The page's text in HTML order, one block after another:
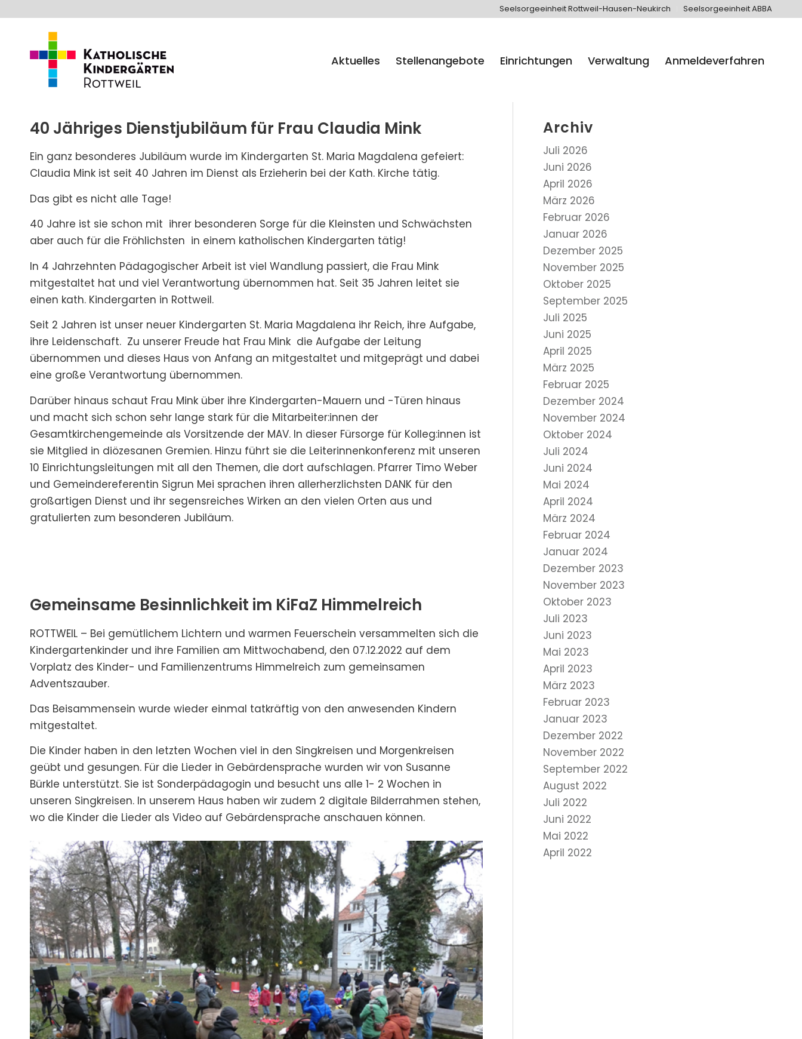
Seelsorgeeinheit Rottweil-Hausen-Neukirch Seelsorgeeinheit ABBA
Aktuelles Stellenangebote Einrichtungen Verwaltung Anmeldeverfahren
40 Jähriges Dienstjubiläum für Frau Claudia Mink
Ein ganz besonderes Jubiläum wurde im Kindergarten St. Maria Magdalena gefeiert:
Claudia Mink ist seit 40 Jahren im Dienst als Erzieherin bei der Kath. Kirche tätig.
Das gibt es nicht alle Tage!
40 Jahre ist sie schon mit ihrer besonderen Sorge für die Kleinsten und Schwächsten
aber auch für die Fröhlichsten in einem katholischen Kindergarten tätig!
In 4 Jahrzehnten Pädagogischer Arbeit ist viel Wandlung passiert, die Frau Mink
mitgestaltet hat und viel Verantwortung übernommen hat. Seit 35 Jahren leitet sie
einen kath. Kindergarten in Rottweil.
Seit 2 Jahren ist unser neuer Kindergarten St. Maria Magdalena ihr Reich, ihre Aufgabe,
ihre Leidenschaft. Zu unserer Freude hat Frau Mink die Aufgabe der Leitung
übernommen und dieses Haus von Anfang an mitgestaltet und mitgeprägt und dabei
eine große Verantwortung übernommen.
Darüber hinaus schaut Frau Mink über ihre Kindergarten-Mauern und -Türen hinaus
und macht sich schon sehr lange stark für die Mitarbeiter:innen der
Gesamtkirchengemeinde als Vorsitzende der MAV. In dieser Fürsorge für Kolleg:innen ist
sie Mitglied in diözesanen Gremien. Hinzu führt sie die Leiterinnenkonferenz mit unseren
10 Einrichtungsleitungen mit all den Themen, die dort aufschlagen. Pfarrer Timo Weber
und Gemeindereferentin Sigrun Mei sprachen ihren allerherzlichsten DANK für den
großartigen Dienst und ihr segensreiches Wirken an den vielen Orten aus und
gratulierten zum besonderen Jubiläum.
Gemeinsame Besinnlichkeit im KiFaZ Himmelreich
ROTTWEIL – Bei gemütlichem Lichtern und warmen Feuerschein versammelten sich die
Kindergartenkinder und ihre Familien am Mittwochabend, den 07.12.2022 auf dem
Vorplatz des Kinder- und Familienzentrums Himmelreich zum gemeinsamen
Adventszauber.
Das Beisammensein wurde wieder einmal tatkräftig von den anwesenden Kindern
mitgestaltet.
Die Kinder haben in den letzten Wochen viel in den Singkreisen und Morgenkreisen
geübt und gesungen. Für die Lieder in Gebärdensprache wurden wir von Susanne
Bürkle unterstützt. Sie ist Sonderpädagogin und besucht uns alle 1- 2 Wochen in
unseren Singkreisen. In unserem Haus haben wir zudem 2 digitale Bilderrahmen stehen,
wo die Kinder die Lieder als Video auf Gebärdensprache anschauen können.
Archiv
Juli 2026
Juni 2026
April 2026
März 2026
Februar 2026
Januar 2026
Dezember 2025
November 2025
Oktober 2025
September 2025
Juli 2025
Juni 2025
April 2025
März 2025
Februar 2025
Dezember 2024
November 2024
Oktober 2024
Juli 2024
Juni 2024
Mai 2024
April 2024
März 2024
Februar 2024
Januar 2024
Dezember 2023
November 2023
Oktober 2023
Juli 2023
Juni 2023
Mai 2023
April 2023
März 2023
Februar 2023
Januar 2023
Dezember 2022
November 2022
September 2022
August 2022
Juli 2022
Juni 2022
Mai 2022
April 2022